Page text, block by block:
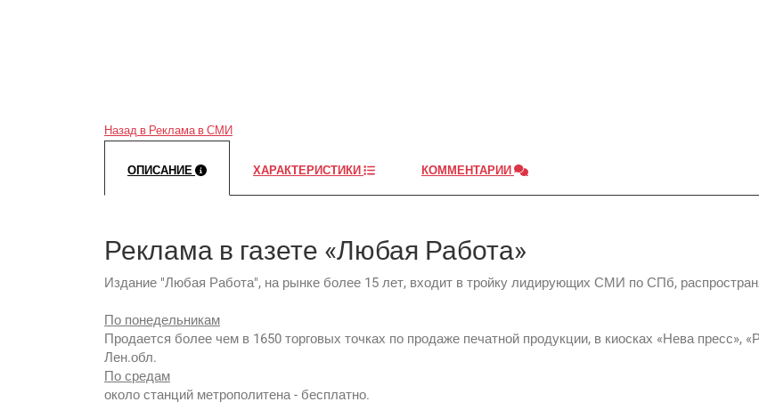
Назад в Реклама в СМИ
ОПИСАНИЕ ХАРАКТЕРИСТИКИ КОММЕНТАРИИ
Реклама в газете «Любая Работа»
Издание "Любая Работа", на рынке более 15 лет, входит в тройку лидирующих СМИ по СПб,
По понедельникам
Продается более чем в 1650 торговых точках по продаже печатной продукции, в киосках «Нева пресс»,
Лен.обл.
По средам
около станций метрополитена - бесплатно.